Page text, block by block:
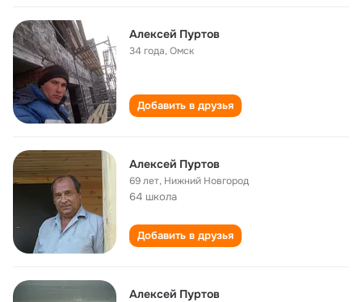
Алексей Пуртов
34 года,Омск
Добавить в друзья
Алексей Пуртов
69 лет, Нижний Новгород
64 школа
Добавить в друзья
Алексей Пуртов